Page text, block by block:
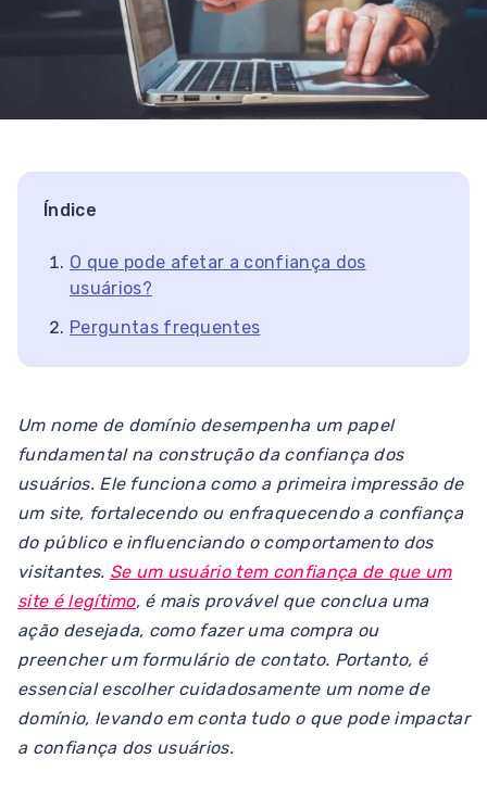
Índice
O que pode afetar a confiança dos
usuários?
Perguntas frequentes
Um nome de domínio desempenha um papel
fundamental na construção da confiança dos
usuários. Ele funciona como a primeira impressão de
um site, fortalecendo ou enfraquecendo a confiança
do público e influenciando o comportamento dos
visitantes. Se um usuário tem confiança de que um
site é legítimo, é mais provável que conclua uma
ação desejada, como fazer uma compra ou
preencher um formulário de contato. Portanto, é
essencial escolher cuidadosamente um nome de
domínio, levando em conta tudo o que pode impactar
a confiança dos usuários.